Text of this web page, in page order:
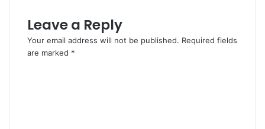
Leave a Reply
Your email address will not be published. Required fields
are marked *